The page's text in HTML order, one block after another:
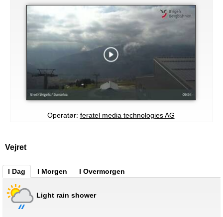
Operatør: feratel media technologies AG
Vejret
I Dag I Morgen I Overmorgen
Light rain shower